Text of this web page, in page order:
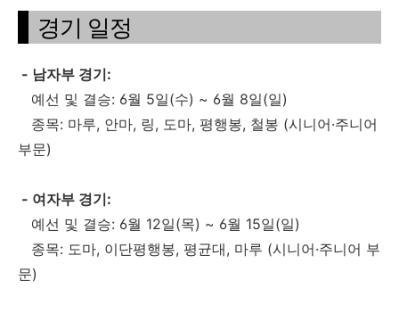
경기 일정
- 남자부 경기:
예선 및 결승: 6월 5일(수) ~ 6월 8일(일)
종목: 마루, 안마, 링, 도마, 평행봉, 철봉 (시니어·주니어
부문)
- 여자부 경기:
예선 및 결승: 6월 12일(목) ~ 6월 15일(일)
종목: 도마, 이단평행봉, 평균대, 마루 (시니어·주니어 부
문)